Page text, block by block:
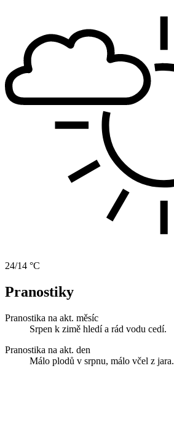
24/14 °C
Pranostiky
Pranostika na akt. měsíc
Srpen k zimě hledí a rád vodu cedí.
Pranostika na akt. den
Málo plodů v srpnu, málo včel z jara.